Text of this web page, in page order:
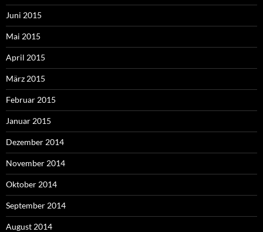
Juni 2015
Mai 2015
April 2015
März 2015
Februar 2015
Januar 2015
Dezember 2014
November 2014
Oktober 2014
September 2014
August 2014